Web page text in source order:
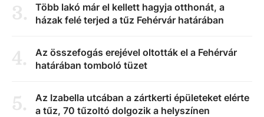
3.
Több lakó már el kellett hagyja otthonát, a
házak felé terjed a tűz Fehérvár határában
4.
Az összefogás erejével oltották el a Fehérvár
határában tomboló tüzet
5.
Az Izabella utcában a zártkerti épületeket elérte
a tűz, 70 tűzoltó dolgozik a helyszínen